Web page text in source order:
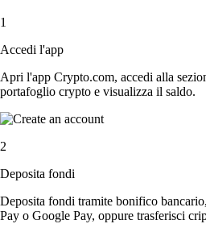
1
Accedi l'app
Apri l'app Crypto.com, accedi alla
portafoglio crypto e visualizza il saldo.
2
Deposita fondi
Deposita fondi tramite bonifico
Pay o Google Pay, oppure trasferisci